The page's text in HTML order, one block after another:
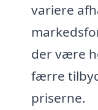
variere
der være
færre
priserne.